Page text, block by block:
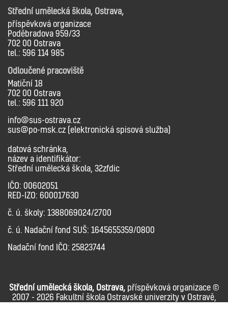
Střední umělecká škola, Ostrava,
příspěvková organizace
Poděbradova 959/33
702 00 Ostrava
tel.: 596 114 985
Odloučené pracoviště
Matiční 18
702 00 Ostrava
tel.: 596 111 920
info@sus-ostrava.cz
sus@po-msk.cz (elektronická spisová služba)
datová schránka,
název a identifikátor:
Střední umělecká škola, 32zfdic
IČO: 00602051
RED-IZO: 600017630
č. ú. školy: 1388069024/2700
č. ú. Nadační fond SUŠ: 1645655359/0800
Nadační fond IČO: 25823744
Střední umělecká škola, Ostrava, příspěvková organizace ©
2007 - 2026 Fakultní škola Ostravské univerzity v Ostravě,